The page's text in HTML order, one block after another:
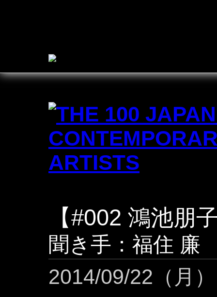
【#002 鴻池朋
聞き手：福住 廉
2014/09/22（月